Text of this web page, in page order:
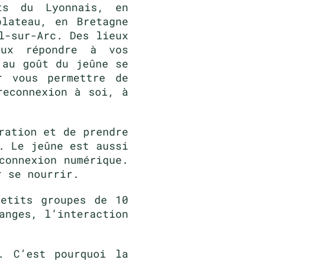
du Lyonnais, en
en Bretagne
sur-Arc. Des lieux
répondre à vos
goût du jeûne se
permettre de
à soi, à
et de prendre
Le jeûne est aussi
numérique.
se nourrir.
groupes de 10
l’interaction
pourquoi la